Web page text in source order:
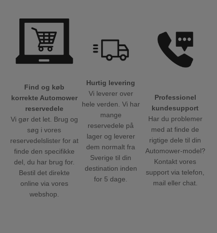
Find og køb
korrekte Automower
reservedele
Vi gør det let. Brug og
søg i vores
reservedelslister for at
finde den specifikke
del, du har brug for.
Bestil det direkte
online via vores
webshop.
Hurtig levering
Vi leverer over
hele verden. Vi har
mange
reservedele på
lager og leverer
dem normalt fra
Sverige til din
destination inden
for 5 dage.
Professionel
kundesupport
Har du problemer
med at finde de
rigtige dele til din
Automower-model?
Kontakt vores
support via telefon,
mail eller chat.